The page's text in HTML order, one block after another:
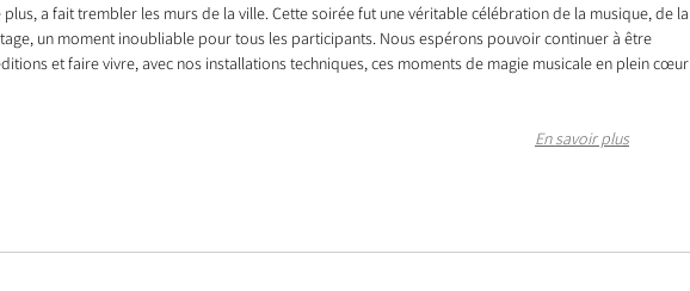
a fait trembler les murs de la ville. Cette soirée fut une véritable célébration de la musique, de la
un moment inoubliable pour tous les participants. Nous espérons pouvoir continuer à être
et faire vivre, avec nos installations techniques, ces moments de magie musicale en plein cœur
En savoir plus